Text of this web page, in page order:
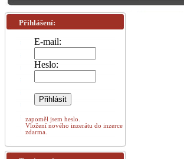
Přihlášení:
E-mail:
Heslo:
zapoměl jsem heslo.
Vložení nového inzerátu do inzerce
zdarma.